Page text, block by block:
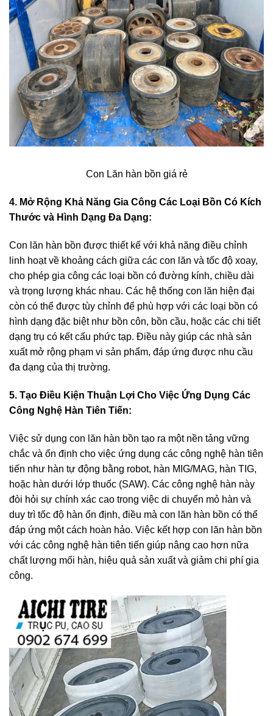
Con Lăn hàn bồn giá rẻ
4. Mở Rộng Khả Năng Gia Công Các Loại Bồn Có Kích
Thước và Hình Dạng Đa Dạng:
Con lăn hàn bồn được thiết kế với khả năng điều chỉnh
linh hoạt về khoảng cách giữa các con lăn và tốc độ xoay,
cho phép gia công các loại bồn có đường kính, chiều dài
và trọng lượng khác nhau. Các hệ thống con lăn hiện đại
còn có thể được tùy chỉnh để phù hợp với các loại bồn có
hình dạng đặc biệt như bồn côn, bồn cầu, hoặc các chi tiết
dạng trụ có kết cấu phức tạp. Điều này giúp các nhà sản
xuất mở rộng phạm vi sản phẩm, đáp ứng được nhu cầu
đa dạng của thị trường.
5. Tạo Điều Kiện Thuận Lợi Cho Việc Ứng Dụng Các
Công Nghệ Hàn Tiên Tiến:
Việc sử dụng con lăn hàn bồn tạo ra một nền tảng vững
chắc và ổn định cho việc ứng dụng các công nghệ hàn tiên
tiến như hàn tự động bằng robot, hàn MIG/MAG, hàn TIG,
hoặc hàn dưới lớp thuốc (SAW). Các công nghệ hàn này
đòi hỏi sự chính xác cao trong việc di chuyển mỏ hàn và
duy trì tốc độ hàn ổn định, điều mà con lăn hàn bồn có thể
đáp ứng một cách hoàn hảo. Việc kết hợp con lăn hàn bồn
với các công nghệ hàn tiên tiến giúp nâng cao hơn nữa
chất lượng mối hàn, hiệu quả sản xuất và giảm chi phí gia
công.